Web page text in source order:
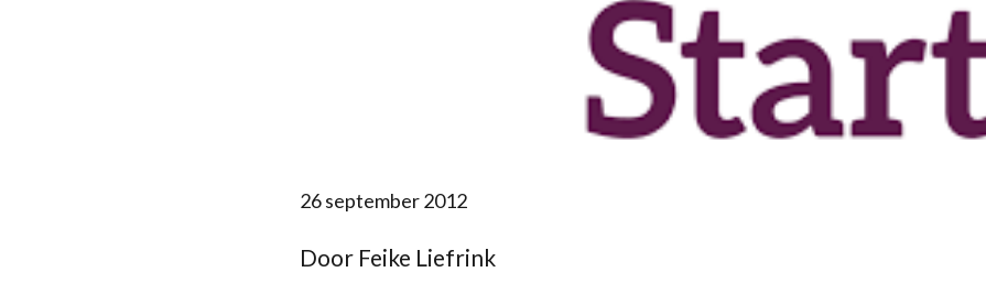
26 september 2012
Door Feike Liefrink